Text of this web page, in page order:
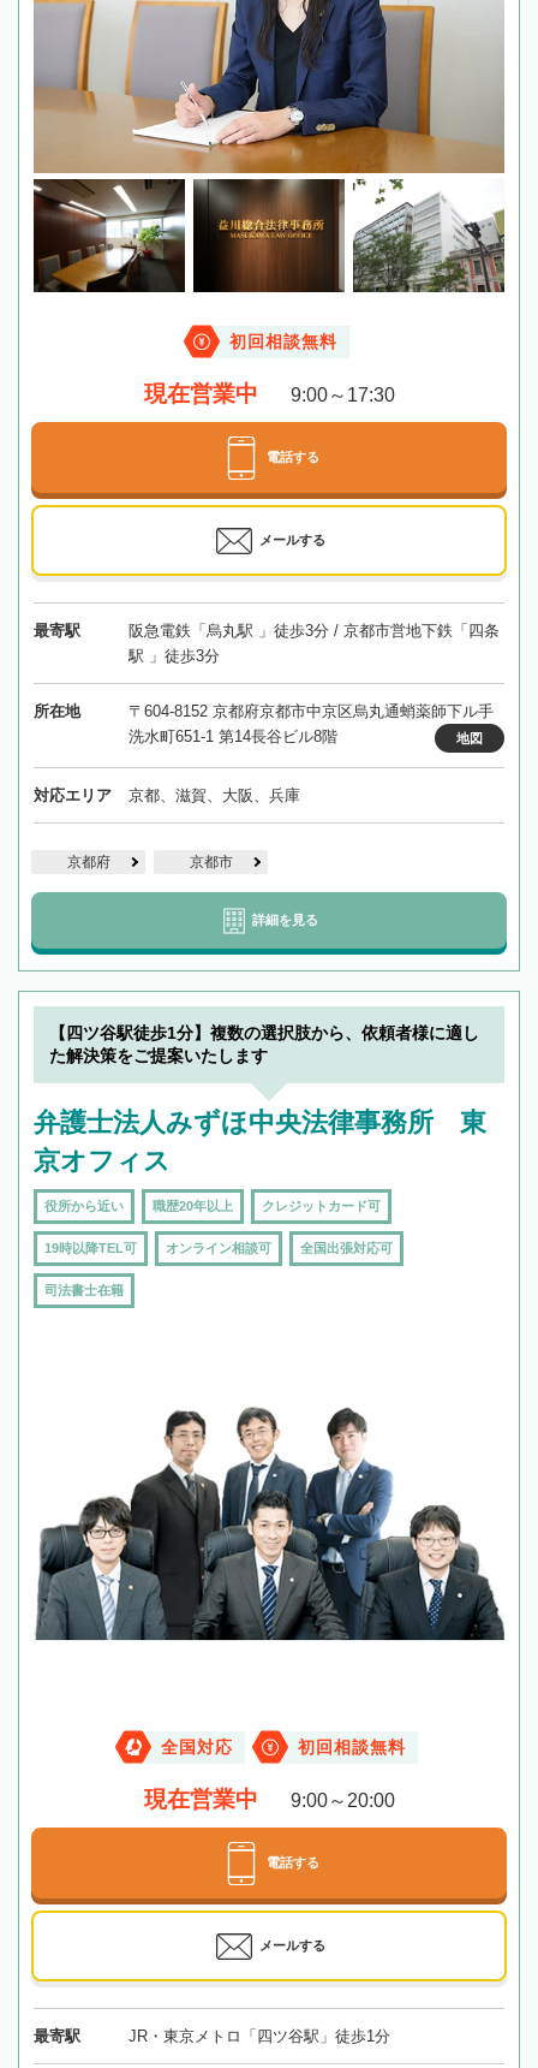
初回相談無料
現在営業中 9:00～17:30
電話する
メールする
最寄駅
阪急電鉄「烏丸駅 」徒歩3分 / 京都市営地下鉄「四条
駅 」徒歩3分
所在地
〒604-8152 京都府京都市中京区烏丸通蛸薬師下ル手
洗水町651-1 第14長谷ビル8階
地図
対応エリア 京都、滋賀、大阪、兵庫
京都府 京都市
詳細を見る
【四ツ谷駅徒歩1分】複数の選択肢から、依頼者様に適し
た解決策をご提案いたします
弁護士法人みずほ中央法律事務所 東
京オフィス
役所から近い 職歴20年以上 クレジットカード可
19時以降TEL可 オンライン相談可 全国出張対応可
司法書士在籍
全国対応 初回相談無料
現在営業中 9:00～20:00
電話する
メールする
最寄駅 JR・東京メトロ「四ツ谷駅」徒歩1分